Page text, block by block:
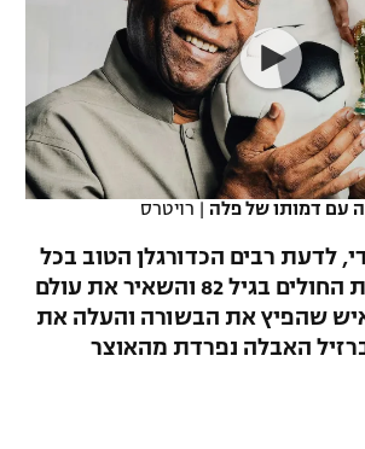
עם דמותו של פלה | רויטרס
לדעת רבים הכדורגלן הטוב בכל
הזמנים, מת בבית החולים בגיל 82 והשאיר את עולם
שהפיץ את הבשורה והעלה את
האבלה נפרדת מהאוצר